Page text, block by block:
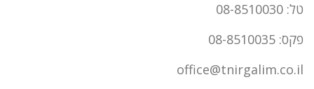
טל: 08-8510030
פקס: 08-8510035
office@tnirgalim.co.il